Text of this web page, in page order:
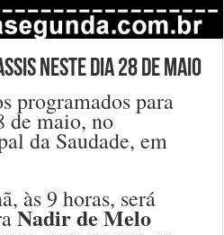
neste dia 28 de maio
programados para
de maio, no
da Saudade, em
às 9 horas, será
Nadir de Melo